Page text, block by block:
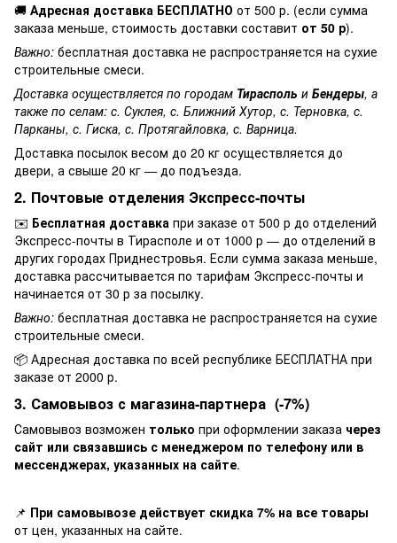
🚚 Адресная доставка БЕСПЛАТНО от 500 р. (если сумма
заказа меньше, стоимость доставки составит от 50 р).
Важно: бесплатная доставка не распространяется на сухие
строительные смеси.
Доставка осуществляется по городам Тирасполь и Бендеры, а
также по селам: с. Суклея, с. Ближний Хутор, с. Терновка, с.
Парканы, с. Гиска, с. Протягайловка, с. Варница.
Доставка посылок весом до 20 кг осуществляется до
двери, а свыше 20 кг — до подъезда.
2. Почтовые отделения Экспресс-почты
✉️ Бесплатная доставка при заказе от 500 р до отделений
Экспресс-почты в Тирасполе и от 1000 р — до отделений в
других городах Приднестровья. Если сумма заказа меньше,
доставка рассчитывается по тарифам Экспресс-почты и
начинается от 30 р за посылку.
Важно: бесплатная доставка не распространяется на сухие
строительные смеси.
📦 Адресная доставка по всей республике БЕСПЛАТНА при
заказе от 2000 р.
3. Самовывоз с магазина-партнера (-7%)
Самовывоз возможен только при оформлении заказа через
сайт или связавшись с менеджером по телефону или в
мессенджерах, указанных на сайте.
📌 При самовывозе действует скидка 7% на все товары
от цен, указанных на сайте.